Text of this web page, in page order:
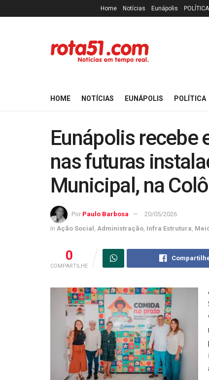
Home Notícias Eunápolis POLÍTICA
HOME NOTÍCIAS EUNÁPOLIS POLÍTICA
Eunápolis recebe
nas futuras
Municipal, na
Por Paulo Barbosa
20/05/2026
in Ação Social Administração Infra Estrutura
0
COMPARTILHE